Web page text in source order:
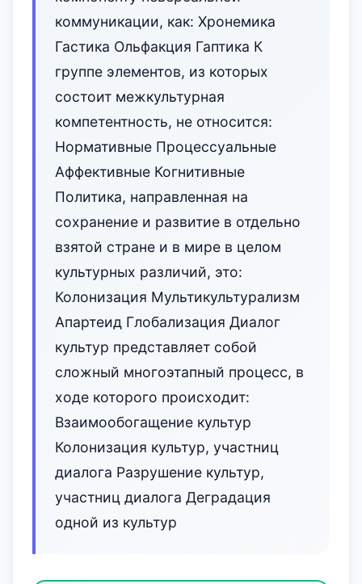
коммуникации, как: Хронемика
Гастика Ольфакция Гаптика К
группе элементов, из которых
состоит межкультурная
компетентность, не относится:
Нормативные Процессуальные
Аффективные Когнитивные
Политика, направленная на
сохранение и развитие в отдельно
взятой стране и в мире в целом
культурных различий, это:
Колонизация Мультикультурализм
Апартеид Глобализация Диалог
культур представляет собой
сложный многоэтапный процесс, в
ходе которого происходит:
Взаимообогащение культур
Колонизация культур, участниц
диалога Разрушение культур,
участниц диалога Деградация
одной из культур